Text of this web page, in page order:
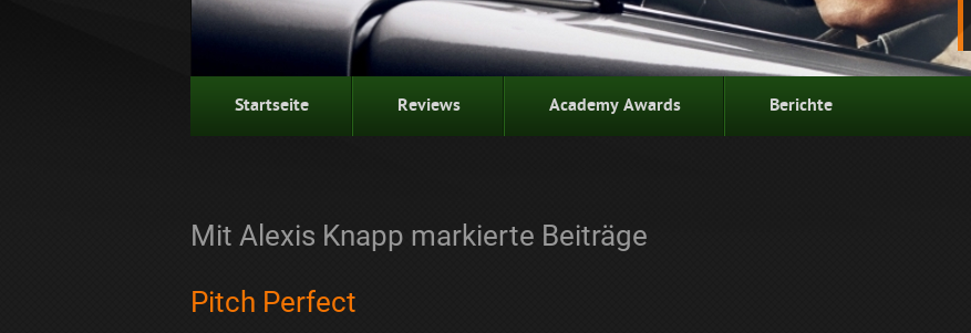
Startseite Reviews Academy Awards Berichte
Mit Alexis Knapp markierte Beiträge
Pitch Perfect